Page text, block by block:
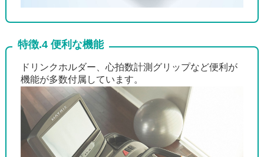
特徴.4 便利な機能
ドリンクホルダー、心拍数計測グリップなど便利が
機能が多数付属しています。